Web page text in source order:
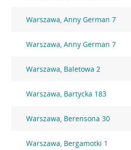
Warszawa, Anny German 7
Warszawa, Anny German 7
Warszawa, Baletowa 2
Warszawa, Bartycka 183
Warszawa, Berensona 30
Warszawa, Bergamotki 1